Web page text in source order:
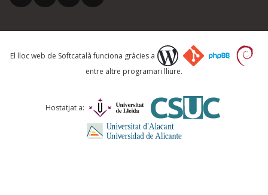
Què proposeu?
Comentari *
El lloc web de Softcatalà funciona gràcies a
entre altre programari lliure.
Hostatjat a: